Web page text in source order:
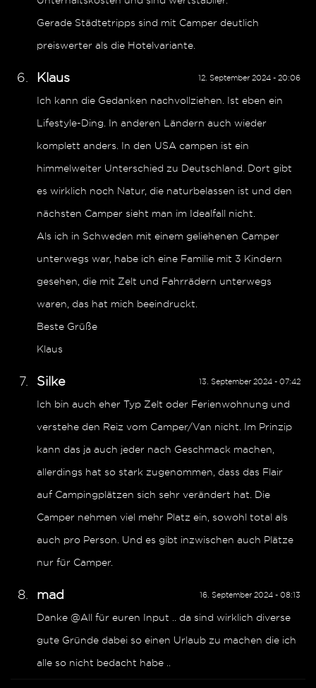
Gerade Städtetripps sind mit Camper deutlich
preiswerter als die Hotelvariante.
12. September 2024 - 20:06
Klaus
Ich kann die Gedanken nachvollziehen. Ist eben ein
Lifestyle-Ding. In anderen Ländern auch wieder
komplett anders. In den USA campen ist ein
himmelweiter Unterschied zu Deutschland. Dort gibt
es wirklich noch Natur, die naturbelassen ist und den
nächsten Camper sieht man im Idealfall nicht.
Als ich in Schweden mit einem geliehenen Camper
unterwegs war, habe ich eine Familie mit 3 Kindern
gesehen, die mit Zelt und Fahrrädern unterwegs
waren, das hat mich beeindruckt.
Beste Grüße
Klaus
13. September 2024 - 07:42
Silke
Ich bin auch eher Typ Zelt oder Ferienwohnung und
verstehe den Reiz vom Camper/Van nicht. Im Prinzip
kann das ja auch jeder nach Geschmack machen,
allerdings hat so stark zugenommen, dass das Flair
auf Campingplätzen sich sehr verändert hat. Die
Camper nehmen viel mehr Platz ein, sowohl total als
auch pro Person. Und es gibt inzwischen auch Plätze
nur für Camper.
16. September 2024 - 08:13
mad
Danke @All für euren Input .. da sind wirklich diverse
gute Gründe dabei so einen Urlaub zu machen die ich
alle so nicht bedacht habe ..